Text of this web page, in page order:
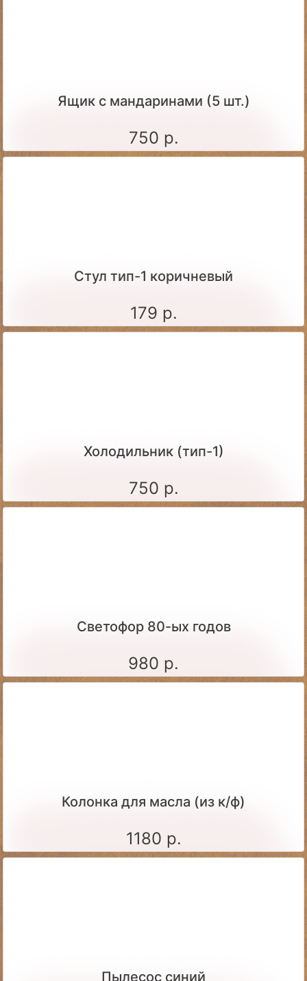
Ящик c мандаринами (5 шт.)
750 р.
Стул тип-1 коричневый
179 р.
Холодильник (тип-1)
750 р.
Светофор 80-ых годов
980 р.
Колонка для масла (из к/ф)
1180 р.
Пылесос синий